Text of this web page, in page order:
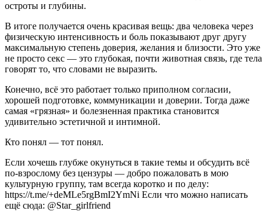
остроты и глубины.
В итоге получается очень красивая вещь: два человека через
физическую интенсивность и боль показывают друг другу
максимальную степень доверия, желания и близости. Это уже
не просто секс — это глубокая, почти животная связь, где тела
говорят то, что словами не выразить.
Конечно, всё это работает только приполном согласии,
хорошей подготовке, коммуникации и доверии. Тогда даже
самая «грязная» и болезненная практика становится
удивительно эстетичной и интимной.
Кто понял — тот понял.
Если хочешь глубже окунуться в такие темы и обсудить всё
по-взрослому без цензуры — добро пожаловать в мою
культурную группу, там всегда коротко и по делу:
https://t.me/+deMLe5rgBmI2YmNi Если что можно написать
ещё сюда: @Star_girlfriend